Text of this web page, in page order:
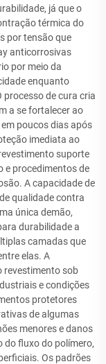
já que o
térmica do
por tensão que
anticorrosivas
por meio da
enquanto
de cura cria
a se fortalecer ao
poucos dias após
imediata ao
suporte
e procedimentos de
A capacidade de
qualidade contra
única demão,
durabilidade a
camadas que
elas. A
revestimento sob
e condições
protetores
de algumas
menores e danos
do fluxo do polímero,
Os padrões